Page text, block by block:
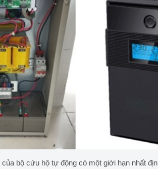
của bộ cứu hộ tự động có một giới hạn nhất